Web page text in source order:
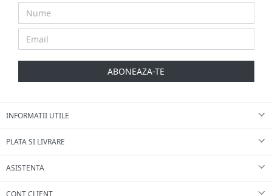
ABONEAZA-TE
INFORMATII UTILE
PLATA SI LIVRARE
ASISTENTA